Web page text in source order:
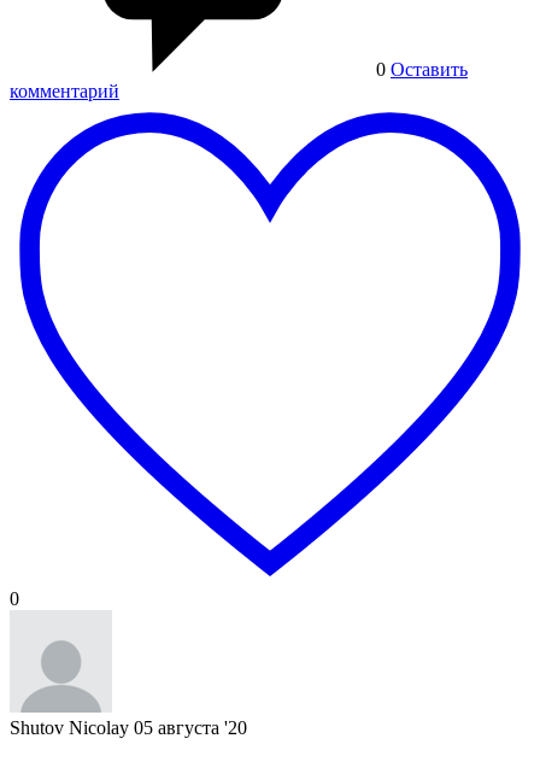
0 Оставить
комментарий
0
Shutov Nicolay 05 августа '20